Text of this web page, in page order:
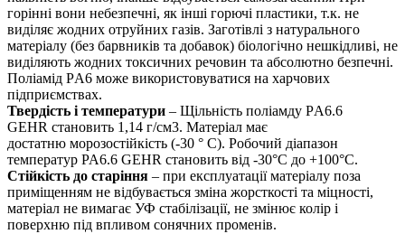
горінні вони небезпечні, як інші горючі пластики, т.к. не
виділяє жодних отруйних газів. Заготівлі з натурального
матеріалу (без барвників та добавок) біологічно нешкідливі, не
виділяють жодних токсичних речовин та абсолютно безпечні.
Поліамід PА6 може використовуватися на харчових
підприємствах.
Твердість і температури – Щільність поліамду PА6.6
GEHR становить 1,14 г/см3. Матеріал має
достатню морозостійкість (-30 ° С). Робочий діапазон
температур PA6.6 GEHR становить від -30°С до +100°С.
Стійкість до старіння – при експлуатації матеріалу поза
приміщенням не відбувається зміна жорсткості та міцності,
матеріал не вимагає УФ стабілізації, не змінює колір і
поверхню під впливом сонячних променів.